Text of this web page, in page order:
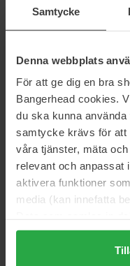
Samtycke
Denna webbplats
För att ge dig en bra
Bangerhead cookies.
du ska kunna
samtycke krävs för att
våra tjänster, mäta
relevant och anpassat
aktivera funktioner
media (kan innefatta
Genom att trycka på
alla cookies, medan
Capsule Hydro Booster
50 ml
44 €
KORA Organics
Turmeric Glow Moisturizer
15 ml